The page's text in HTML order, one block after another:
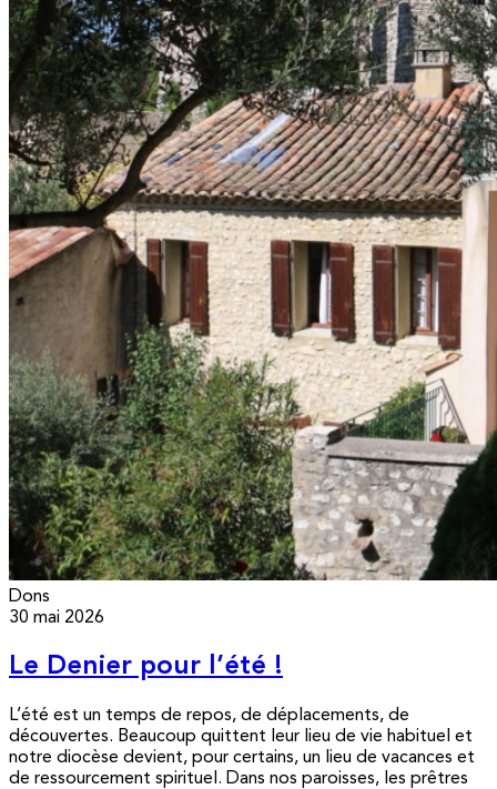
Dons
30 mai 2026
Le Denier pour l’été !
L’été est un temps de repos, de déplacements, de
découvertes. Beaucoup quittent leur lieu de vie habituel et
notre diocèse devient, pour certains, un lieu de vacances et
de ressourcement spirituel. Dans nos paroisses, les prêtres